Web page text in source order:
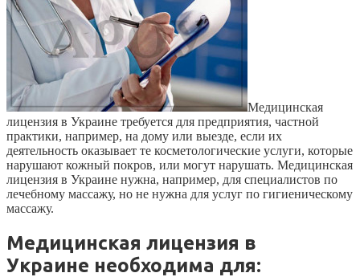
Медицинская
лицензия в Украине требуется для предприятия, частной
практики, например, на дому или выезде, если их
деятельность оказывает те косметологические услуги, которые
нарушают кожный покров, или могут нарушать. Медицинская
лицензия в Украине нужна, например, для специалистов по
лечебному массажу, но не нужна для услуг по гигиеническому
массажу.
Медицинская лицензия в
Украине необходима для: